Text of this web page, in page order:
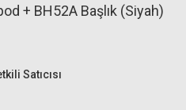
Setler
Alışverişe
+ BH52A Başlık (Siyah)
Satıcısı